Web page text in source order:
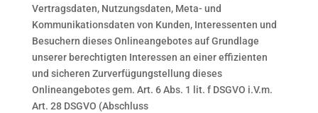
Vertragsdaten, Nutzungsdaten, Meta- und
Kommunikationsdaten von Kunden, Interessenten und
Besuchern dieses Onlineangebotes auf Grundlage
unserer berechtigten Interessen an einer effizienten
und sicheren Zurverfügungstellung dieses
Onlineangebotes gem. Art. 6 Abs. 1 lit. f DSGVO i.V.m.
Art. 28 DSGVO (Abschluss